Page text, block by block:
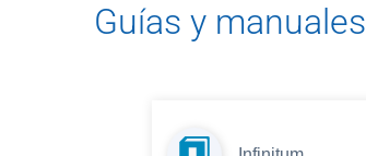
Guías y manuales